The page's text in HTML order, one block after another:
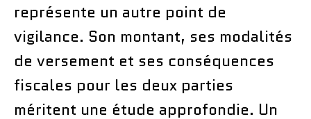
représente un autre point de
vigilance. Son montant, ses modalités
de versement et ses conséquences
fiscales pour les deux parties
méritent une étude approfondie. Un